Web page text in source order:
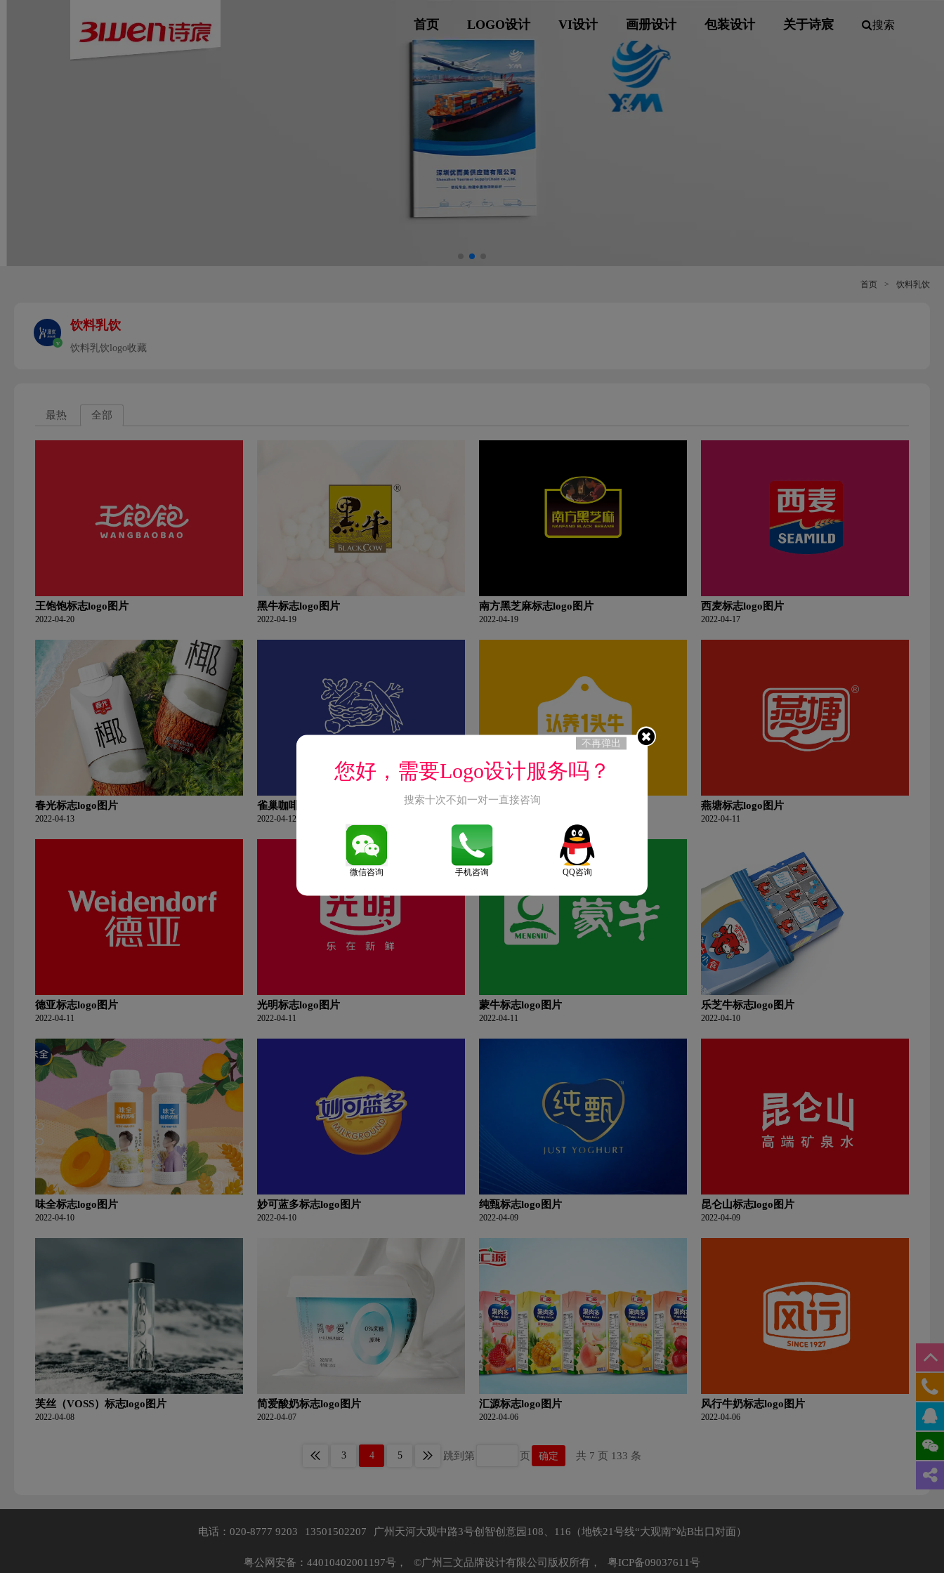
首页 LOGO设计 VI设计 画册设计 包装设计 关于诗宸 搜索
首页 > 饮料乳饮
v
饮料乳饮
饮料乳饮logo收藏
最热 全部
王饱饱标志logo图片
2022-04-20
黑牛标志logo图片
2022-04-19
南方黑芝麻标志logo图片
2022-04-19
西麦标志logo图片
2022-04-17
春光标志logo图片
2022-04-13
雀巢咖啡标志logo图片
2022-04-12
认养一头牛标志logo图片 燕塘标志logo图片
2022-04-11
德亚标志logo图片
2022-04-11
光明标志logo图片
2022-04-11
蒙牛标志logo图片
2022-04-11
乐芝牛标志logo图片
2022-04-10
味全标志logo图片
2022-04-10
妙可蓝多标志logo图片
2022-04-10
纯甄标志logo图片
2022-04-09
昆仑山标志logo图片
2022-04-09
芙丝（VOSS）标志logo图片
2022-04-08
简爱酸奶标志logo图片
2022-04-07
汇源标志logo图片
2022-04-06
风行牛奶标志logo图片
2022-04-06
3 4 5 跳到第 页 确定 共 7 页 133 条
电话：020-8777 9203 13501502207 广州天河大观中路3号创智创意园108、116（地铁21号线“大观南”站B出口对面）
粤公网安备：44010402001197号， ©广州三文品牌设计有限公司版权所有， 粤ICP备09037611号
不再弹出
您好，需要Logo设计服务吗？
搜索十次不如一对一直接咨询
微信咨询 手机咨询 QQ咨询